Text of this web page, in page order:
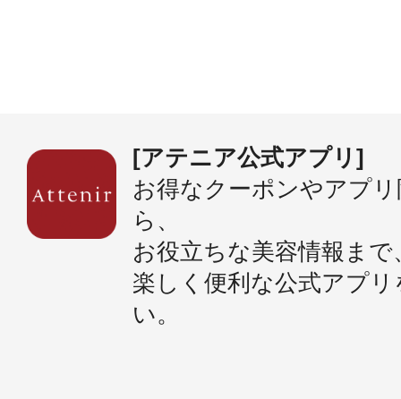
[アテニア公式アプリ]
お得なクーポンやアプ
ら、
お役立ちな美容情報まで
楽しく便利な公式アプ
い。